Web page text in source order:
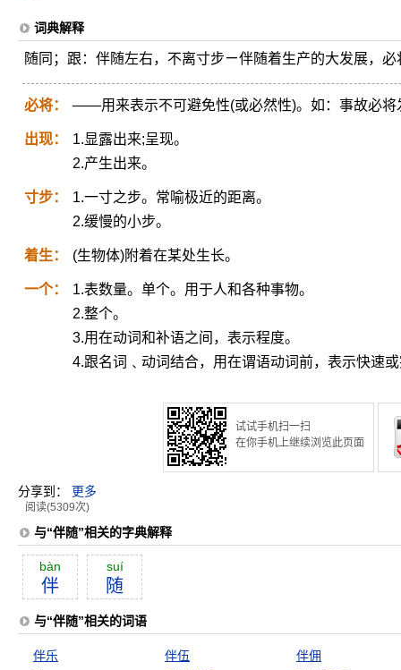
词典解释
随同；跟：伴随左右，不离寸步ㄧ伴随着生产的大发展，
必将： ——用来表示不可避免性(或必然性)。如：事故必将
出现：
1.显露出来;呈现。
2.产生出来。
寸步：
1.一寸之步。常喻极近的距离。
2.缓慢的小步。
着生： (生物体)附着在某处生长。
一个：
1.表数量。单个。用于人和各种事物。
2.整个。
3.用在动词和补语之间，表示程度。
4.跟名词﹑动词结合，用在谓语动词前，表示快速
试试手机扫一扫
在你手机上继续浏览此页面
分享到： 更多
阅读(5309次)
与“伴随”相关的字典解释
bàn
伴
suí
随
与“伴随”相关的词语
伴乐 伴伍
伴佣